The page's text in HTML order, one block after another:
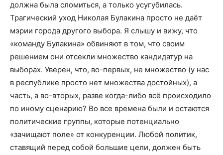
должна была сломиться, а только усугубилась.
Трагический уход Николая Булакина просто не даёт
мэрии города другого выбора. Я слышу и вижу, что
«команду Булакина» обвиняют в том, что своим
решением они отсекли множество кандидатур на
выборах. Уверен, что, во-первых, не множество (у нас
в республике просто нет множества достойных), а
часть, а во-вторых, разве когда-либо всё происходило
по иному сценарию? Во все времена были и остаются
политические группы, которые потенциально
«зачищают поле» от конкуренции. Любой политик,
ставящий перед собой большие цели, должен быть